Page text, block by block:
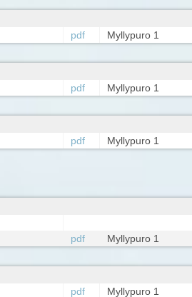
pdf Myllypuro 1
pdf Myllypuro 1
pdf Myllypuro 1
pdf Myllypuro 1
pdf Myllypuro 1